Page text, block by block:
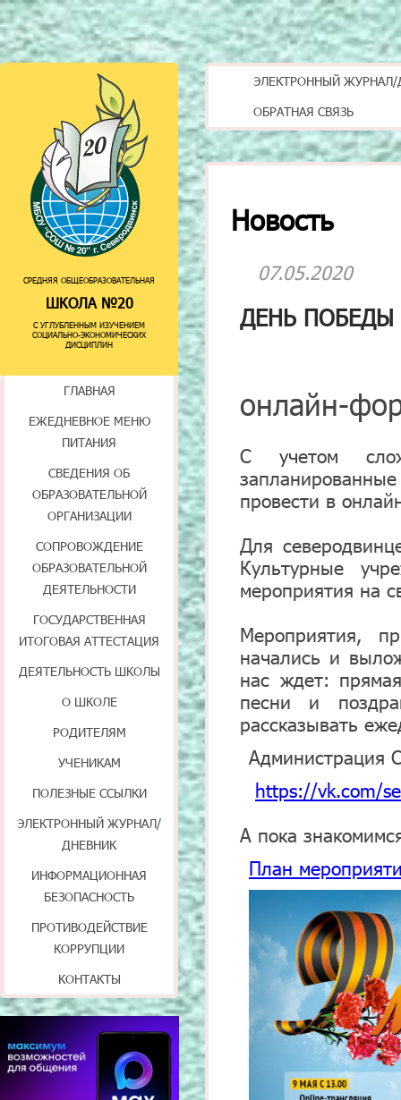
СРЕДНЯЯ ОБЩЕОБРАЗОВАТЕЛЬНАЯ
ШКОЛА №20
С УГЛУБЛЕННЫМ ИЗУЧЕНИЕМ
СОЦИАЛЬНО-ЭКОНОМИЧЕСКИХ
ДИСЦИПЛИН
ГЛАВНАЯ
ЕЖЕДНЕВНОЕ МЕНЮ
ПИТАНИЯ
СВЕДЕНИЯ ОБ
ОБРАЗОВАТЕЛЬНОЙ
ОРГАНИЗАЦИИ
СОПРОВОЖДЕНИЕ
ОБРАЗОВАТЕЛЬНОЙ
ДЕЯТЕЛЬНОСТИ
ГОСУДАРСТВЕННАЯ
ИТОГОВАЯ АТТЕСТАЦИЯ
ДЕЯТЕЛЬНОСТЬ ШКОЛЫ
О ШКОЛЕ
РОДИТЕЛЯМ
УЧЕНИКАМ
ПОЛЕЗНЫЕ ССЫЛКИ
ЭЛЕКТРОННЫЙ ЖУРНАЛ/
ДНЕВНИК
ИНФОРМАЦИОННАЯ
БЕЗОПАСНОСТЬ
ПРОТИВОДЕЙСТВИЕ
КОРРУПЦИИ
КОНТАКТЫ
ЭЛЕКТРОННЫЙ ЖУРНАЛ/
ОБРАТНАЯ СВЯЗЬ
Новость
07.05.2020
ДЕНЬ ПОБЕДЫ
онлайн-
С учетом
провести в
Для
Культурные
мероприятия на
Мероприятия,
начались и
нас ждет:
песни и
рассказывать
Администрация
https://vk.com/
А пока
План